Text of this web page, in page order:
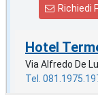
Richiedi
Hotel
Via Alfredo De
Tel.